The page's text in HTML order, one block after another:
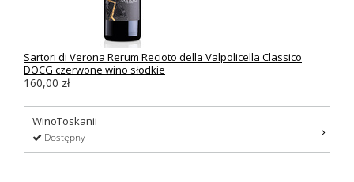
Sartori di Verona Rerum Recioto della Valpolicella Classico
DOCG czerwone wino słodkie
160,00 zł
WinoToskanii
Dostępny